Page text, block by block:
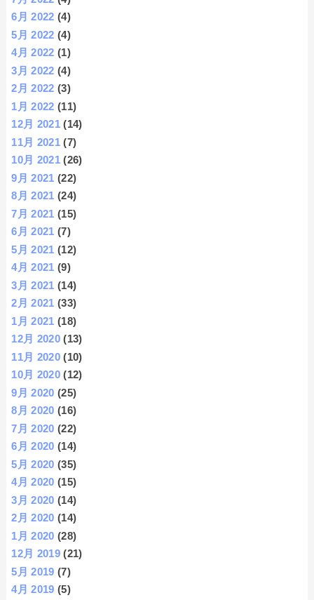
6月 2022 (4)
5月 2022 (4)
4月 2022 (1)
3月 2022 (4)
2月 2022 (3)
1月 2022 (11)
12月 2021 (14)
11月 2021 (7)
10月 2021 (26)
9月 2021 (22)
8月 2021 (24)
7月 2021 (15)
6月 2021 (7)
5月 2021 (12)
4月 2021 (9)
3月 2021 (14)
2月 2021 (33)
1月 2021 (18)
12月 2020 (13)
11月 2020 (10)
10月 2020 (12)
9月 2020 (25)
8月 2020 (16)
7月 2020 (22)
6月 2020 (14)
5月 2020 (35)
4月 2020 (15)
3月 2020 (14)
2月 2020 (14)
1月 2020 (28)
12月 2019 (21)
5月 2019 (7)
4月 2019 (5)